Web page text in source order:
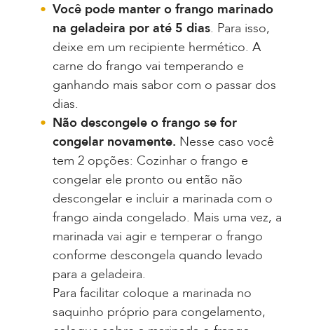
Você pode manter o frango marinado
na geladeira por até 5 dias. Para isso,
deixe em um recipiente hermético. A
carne do frango vai temperando e
ganhando mais sabor com o passar dos
dias.
Não descongele o frango se for
congelar novamente. Nesse caso você
tem 2 opções: Cozinhar o frango e
congelar ele pronto ou então não
descongelar e incluir a marinada com o
frango ainda congelado. Mais uma vez, a
marinada vai agir e temperar o frango
conforme descongela quando levado
para a geladeira.
Para facilitar coloque a marinada no
saquinho próprio para congelamento,